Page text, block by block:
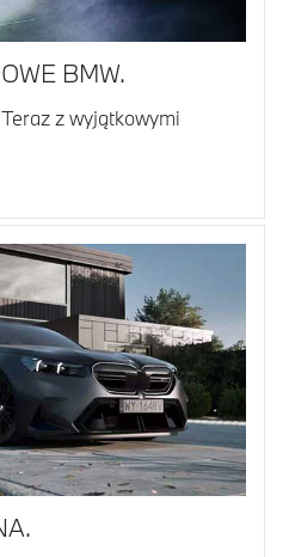
BMW.
z wyjątkowymi